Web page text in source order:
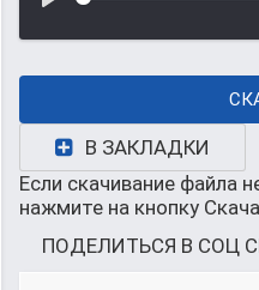
В ЗАКЛАДКИ
Если скачивание файла
нажмите на кнопку
ПОДЕЛИТЬСЯ В СОЦ